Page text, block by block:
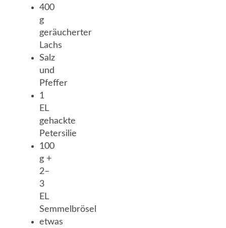
400
g
geräucherter
Lachs
Salz
und
Pfeffer
1
EL
gehackte
Petersilie
100
g +
2–
3
EL
Semmelbrösel
etwas